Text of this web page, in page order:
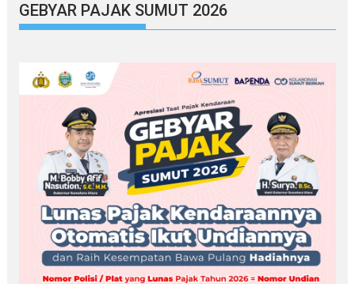
GEBYAR PAJAK SUMUT 2026